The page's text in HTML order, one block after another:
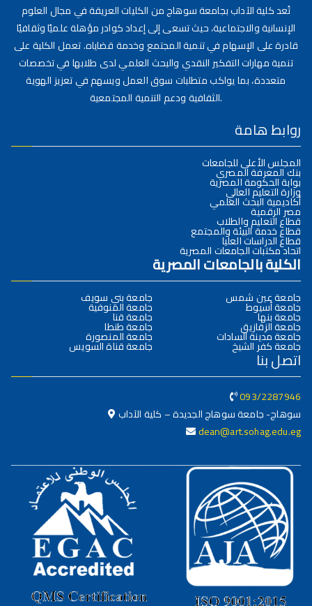
تُعد كلية الآداب بجامعة سوهاج من الكليات العريقة في مجال العلوم
الإنسانية والاجتماعية، حيث تسعى إلى إعداد كوادر مؤهلة علميًا وثقافيًا
قادرة على الإسهام في تنمية المجتمع وخدمة قضاياه. تعمل الكلية على
تنمية مهارات التفكير النقدي والبحث العلمي لدى طلابها في تخصصات
متعددة، بما يواكب متطلبات سوق العمل ويسهم في تعزيز الهوية
الثقافية ودعم التنمية المجتمعية.
روابط هامة
المجلس الأعلى للجامعات
بنك المعرفة المصري
بوابة الحكومة المصرية
وزارة التعليم العالي
أكاديمية البحث العلمي
مصر الرقمية
قطاع التعليم والطلاب
قطاع خدمة البيئة والمجتمع
قطاع الدراسات العليا
اتحاد مكتبات الجامعات المصرية
الكلية بالجامعات المصرية
جامعة عين شمس
جامعة أسيوط
جامعة بنها
جامعة الزقازيق
جامعة مدينة السادات
جامعة كفر الشيخ
جامعة بني سويف
جامعة المنوفية
جامعة قنا
جامعة طنطا
جامعة المنصورة
جامعة قناة السويس
اتصل بنا
093/2287946
سوهاج- جامعة سوهاج الجديدة – كلية الآداب
dean@art.sohag.edu.eg